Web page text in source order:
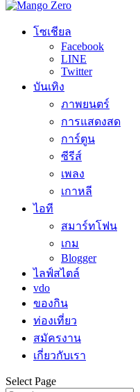
โซเชียล
Facebook
LINE
Twitter
บันเทิง
ภาพยนตร์
การแสดงสด
การ์ตูน
ซีรีส์
เพลง
เกาหลี
ไอที
สมาร์ทโฟน
เกม
Blogger
ไลฟ์สไตล์
vdo
ของกิน
ท่องเที่ยว
สมัครงาน
เกี่ยวกับเรา
Select Page